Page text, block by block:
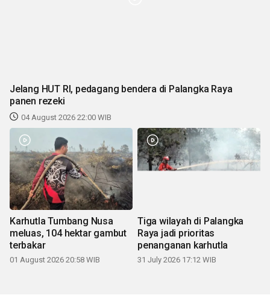
Jelang HUT RI, pedagang bendera di Palangka Raya
panen rezeki
04 August 2026 22:00 WIB
Karhutla Tumbang Nusa
meluas, 104 hektar gambut
terbakar
01 August 2026 20:58 WIB
Tiga wilayah di Palangka
Raya jadi prioritas
penanganan karhutla
31 July 2026 17:12 WIB